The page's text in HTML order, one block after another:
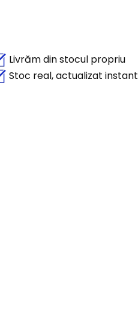
Livrăm din stocul propriu
Stoc real, actualizat instant